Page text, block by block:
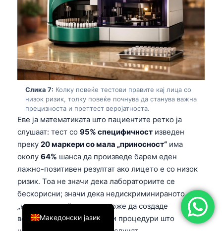
Слика 7: Колку повеќе тестови правите кај лица со
низок ризик, толку повеќе почнува да станува важна
прецизноста и преттест веројатноста.
Еве ја математиката што пациентите ретко ја
слушаат: тест со 95% специфичност изведен
преку 20 маркери со мала „приносност“ има
околу 64% шанса да произведе барем еден
лажно-позитивен резултат ако лицето е со низок
ризик. Тоа не значи дека лабораториите се
бескорисни; значи дека недискриминираното
„натрупување“ маркери може да создаде
вознемиреност, снимања и процедури што
Македонски јазик
Deutsch
العربية
Français
עִבְרִית
Italiano
Español
Português
Ελληνικά
Türkçe
Română
简体中文
فارسی